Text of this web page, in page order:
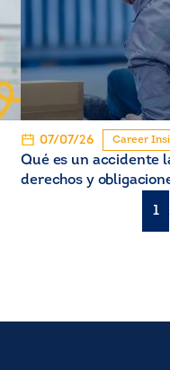
07/07/26 Career
Qué es un accidente
derechos y
1